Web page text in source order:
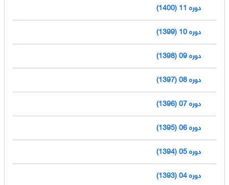
دوره 11 (1400)
دوره 10 (1399)
دوره 09 (1398)
دوره 08 (1397)
دوره 07 (1396)
دوره 06 (1395)
دوره 05 (1394)
دوره 04 (1393)